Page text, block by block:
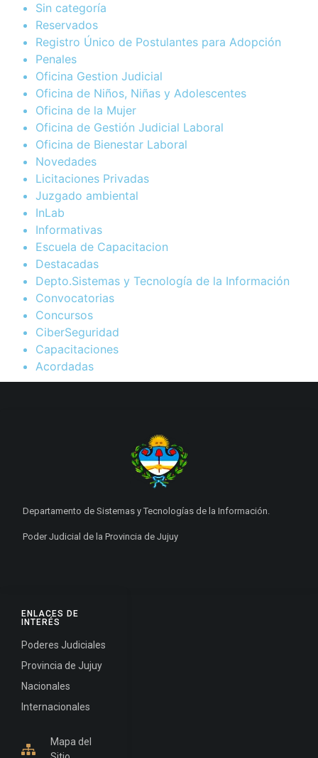
Sin categoría
Reservados
Registro Único de Postulantes para Adopción
Penales
Oficina Gestion Judicial
Oficina de Niños, Niñas y Adolescentes
Oficina de la Mujer
Oficina de Gestión Judicial Laboral
Oficina de Bienestar Laboral
Novedades
Licitaciones Privadas
Juzgado ambiental
InLab
Informativas
Escuela de Capacitacion
Destacadas
Depto.Sistemas y Tecnología de la Información
Convocatorias
Concursos
CiberSeguridad
Capacitaciones
Acordadas
ENLACES DE
INTERÉS
Poderes Judiciales
Provincia de Jujuy
Nacionales
Internacionales
Mapa del
Departamento de Sistemas y Tecnologías de la Información.
Poder Judicial de la Provincia de Jujuy